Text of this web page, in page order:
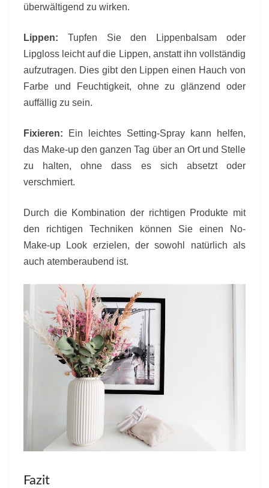
überwältigend zu wirken.
Lippen: Tupfen Sie den Lippenbalsam oder
Lipgloss leicht auf die Lippen, anstatt ihn vollständig
aufzutragen. Dies gibt den Lippen einen Hauch von
Farbe und Feuchtigkeit, ohne zu glänzend oder
auffällig zu sein.
Fixieren:
Ein leichtes Setting-Spray kann helfen,
das Make-up den ganzen Tag über an Ort und Stelle
zu halten, ohne dass es sich absetzt oder
verschmiert.
Durch die Kombination der richtigen Produkte mit
den richtigen Techniken können Sie einen No-
Make-up Look erzielen, der sowohl natürlich als
auch atemberaubend ist.
Fazit